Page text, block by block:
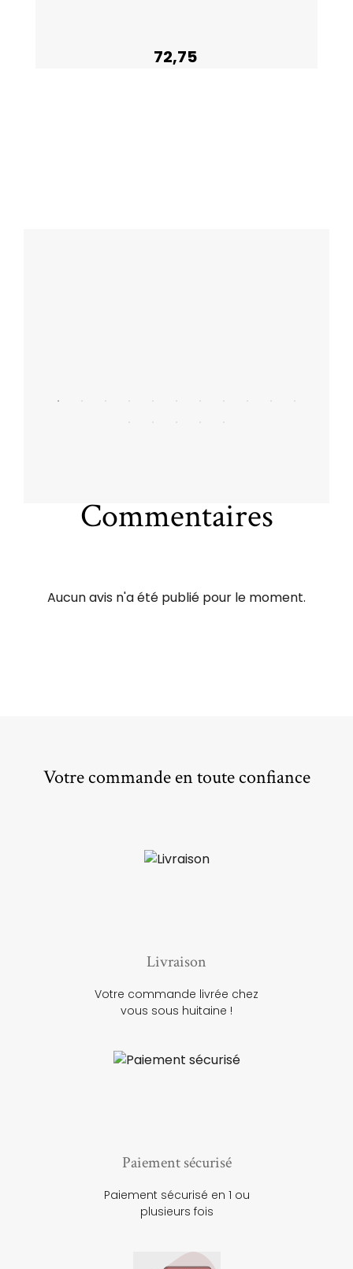
72,75
Commentaires
Aucun avis n'a été publié pour le moment.
Votre commande en toute confiance
Livraison
Votre commande livrée chez
vous sous huitaine !
Paiement sécurisé
Paiement sécurisé en 1 ou
plusieurs fois